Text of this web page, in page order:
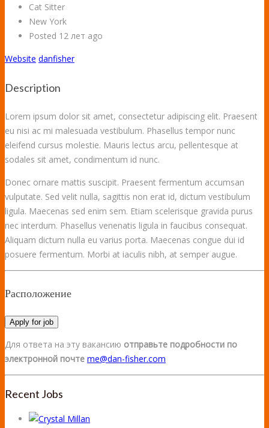
Cat Sitter
New York
Posted 12 лет ago
Website danfisher
Description
Lorem ipsum dolor sit amet, consectetur adipiscing elit. Praesent
eu nisi ac mi malesuada vestibulum. Phasellus tempor nunc
eleifend cursus molestie. Mauris lectus arcu, pellentesque at
sodales sit amet, condimentum id nunc.
Donec ornare mattis suscipit. Praesent fermentum accumsan
vulputate. Sed velit nulla, sagittis non erat id, dictum vestibulum
ligula. Maecenas sed enim sem. Etiam scelerisque gravida purus
nec interdum. Phasellus venenatis ligula in faucibus consequat.
Aliquam dictum nulla eu varius porta. Maecenas congue dui id
posuere fermentum. Morbi at iaculis nibh, at semper augue.
Расположение
Apply for job
Для ответа на эту вакансию отправьте подробности по
электронной почте me@dan-fisher.com
Recent Jobs